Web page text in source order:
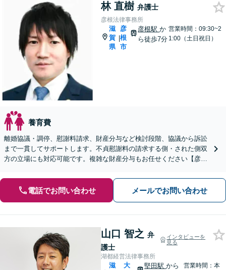
林 直樹 弁護士
彦根法律事務所
滋
賀
県
|
彦
根
市
彦根駅か
ら徒歩7分
営業時間：09:30~2
1:00（土日祝日）
養育費
離婚協議・調停、慰謝料請求、財産分与など検討段階、協議から訴訟
まで一貫してサポートします。不貞慰謝料の請求する側・された側双
方の立場にも対応可能です。複雑な財産分与もお任せください【彦根
電話でお問い合わせ メールでお問い合わせ
山口 智之 弁
護士
インタビューを
見る
湖都経営法律事務所
滋
大
堅田駅から
営業時間：本